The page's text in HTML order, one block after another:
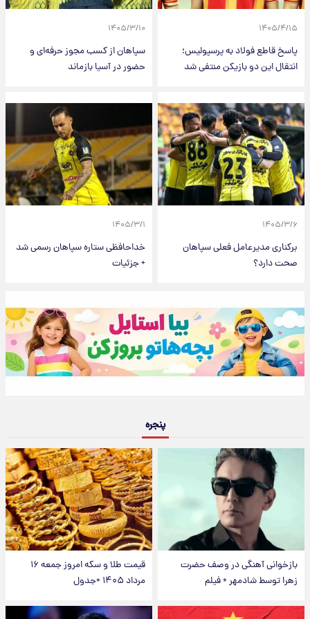
۱۴۰۵/۴/۱۵
پاسخ قاطع فولاد به پرسپولیس؛
انتقال این دو بازیکن منتفی شد
۱۴۰۵/۳/۱۰
سپاهان از کسب مجوز حرفه‌ای و
حضور در آسیا بازماند
۱۴۰۵/۳/۶
برکناری مدیرعامل فعلی سپاهان
صحت دارد؟
۱۴۰۵/۳/۱
خداحافظی ستاره سپاهان رسمی شد
+ جزئیات
پنجره
بازخوانی آهنگی در وصف حضرت
زهرا توسط شادمهر + فیلم
قیمت طلا و سکه امروز جمعه ۱۶
مرداد ۱۴۰۵ +جدول